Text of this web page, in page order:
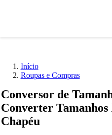
Início
Roupas e Compras
Conversor de
Converter
Chapéu